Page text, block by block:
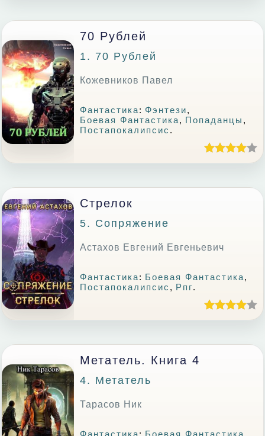
70 Рублей
1. 70 Рублей
Кожевников Павел
Фантастика: Фэнтези,
Боевая Фантастика, Попаданцы ,
Постапокалипсис .
Стрелок
5. Сопряжение
Астахов Евгений Евгеньевич
Фантастика: Боевая Фантастика,
Постапокалипсис , Рпг.
Метатель. Книга 4
4. Метатель
Тарасов Ник